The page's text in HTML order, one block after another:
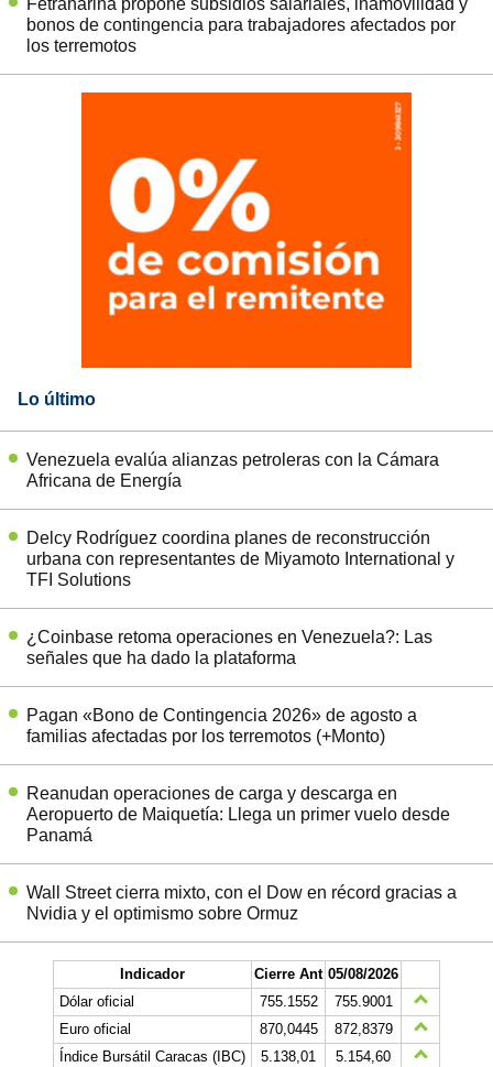
Fetraharina propone subsidios salariales, inamovilidad y
bonos de contingencia para trabajadores afectados por
los terremotos
Lo último
Venezuela evalúa alianzas petroleras con la Cámara
Africana de Energía
Delcy Rodríguez coordina planes de reconstrucción
urbana con representantes de Miyamoto International y
TFI Solutions
¿Coinbase retoma operaciones en Venezuela?: Las
señales que ha dado la plataforma
Pagan «Bono de Contingencia 2026» de agosto a
familias afectadas por los terremotos (+Monto)
Reanudan operaciones de carga y descarga en
Aeropuerto de Maiquetía: Llega un primer vuelo desde
Panamá
Wall Street cierra mixto, con el Dow en récord gracias a
Nvidia y el optimismo sobre Ormuz
Indicador Cierre Ant 05/08/2026
Dólar oficial
755.1552
755.9001
Euro oficial
870,0445
872,8379
Índice Bursátil Caracas (IBC)
5.138,01
5.154,60